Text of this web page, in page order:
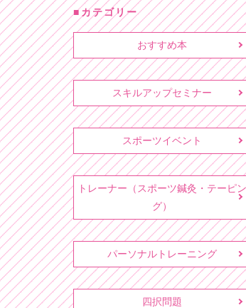
カテゴリー
おすすめ本
スキルアップセミナー
スポーツイベント
トレーナー（スポーツ鍼灸・テーピン
グ）
パーソナルトレーニング
四択問題